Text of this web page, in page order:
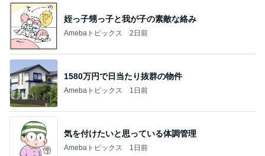
姪っ子甥っ子と我が子の素敵な絡み
Amebaトピックス 2日前
1580万円で日当たり抜群の物件
Amebaトピックス 1日前
気を付けたいと思っている体調管理
Amebaトピックス 1日前